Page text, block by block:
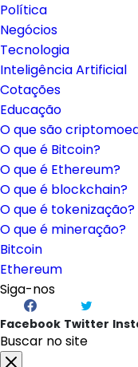
Política
Negócios
Tecnologia
Inteligência Artificial
Cotações
Educação
O que são
O que é Bitcoin?
O que é Ethereum?
O que é blockchain?
O que é tokenização?
O que é mineração?
Bitcoin
Ethereum
Siga-nos
Facebook Twitter
Buscar no site